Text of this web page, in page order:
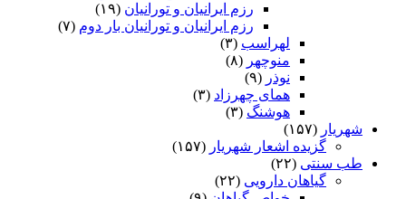
رزم ایرانیان و تورانیان (۱۹)
رزم ایرانیان و تورانیان بار دوم (۷)
لهراسب (۳)
منوچهر (۸)
نوذر (۹)
هماى چهرزاد (۳)
هوشنگ (۳)
شهریار (۱۵۷)
گزیده اشعار شهریار (۱۵۷)
طب سنتی (۲۲)
گیاهان دارویی (۲۲)